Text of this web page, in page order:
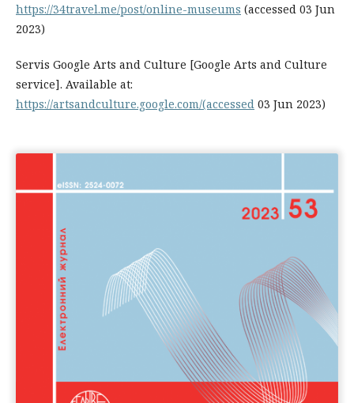
https://34travel.me/post/online-museums (accessed 03 Jun
2023)
Servis Google Arts and Culture [Google Arts and Culture
service]. Available at:
https://artsandculture.google.com/(accessed 03 Jun 2023)